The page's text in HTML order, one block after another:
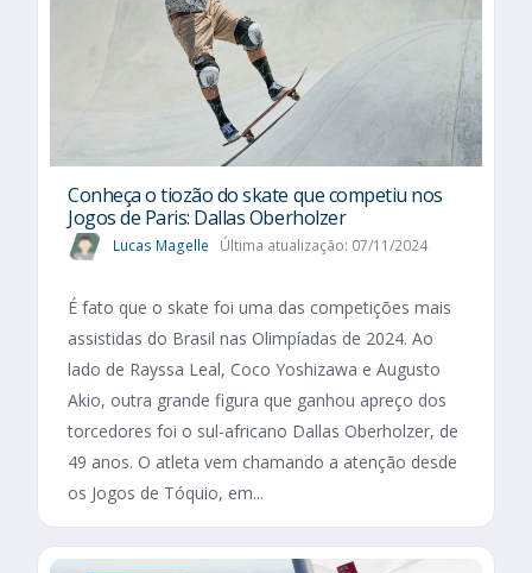
Conheça o tiozão do skate que competiu nos
Jogos de Paris: Dallas Oberholzer
Lucas Magelle Última atualização: 07/11/2024
É fato que o skate foi uma das competições mais
assistidas do Brasil nas Olimpíadas de 2024. Ao
lado de Rayssa Leal, Coco Yoshizawa e Augusto
Akio, outra grande figura que ganhou apreço dos
torcedores foi o sul-africano Dallas Oberholzer, de
49 anos. O atleta vem chamando a atenção desde
os Jogos de Tóquio, em...